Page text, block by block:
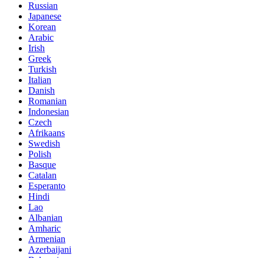
Russian
Japanese
Korean
Arabic
Irish
Greek
Turkish
Italian
Danish
Romanian
Indonesian
Czech
Afrikaans
Swedish
Polish
Basque
Catalan
Esperanto
Hindi
Lao
Albanian
Amharic
Armenian
Azerbaijani